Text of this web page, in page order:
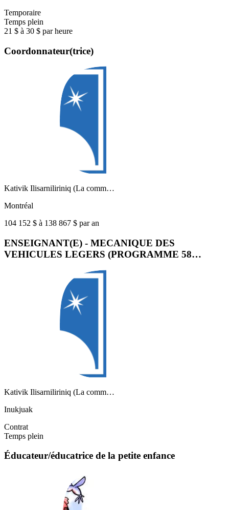
Temporaire
Temps plein
21 $ à 30 $ par heure
Coordonnateur(trice)
Kativik Ilisarniliriniq (La comm…
Montréal
104 152 $ à 138 867 $ par an
ENSEIGNANT(E) - MECANIQUE DES
VEHICULES LEGERS (PROGRAMME 58…
Kativik Ilisarniliriniq (La comm…
Inukjuak
Contrat
Temps plein
Éducateur/éducatrice de la petite enfance